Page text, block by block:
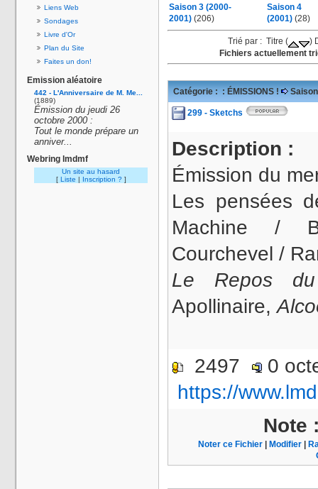
Liens Web
Sondages
Livre d'Or
Plan du Site
Faites un don!
Emission aléatoire
442 - L'Anniversaire de M. Me...
(1889)
Émission du jeudi 26
octobre 2000 :
Tout le monde prépare un
anniver...
Webring lmdmf
Un site au hasard
[ Liste | Inscription ? ]
Saison 3 (2000-
2001) (206)
Saison 4
(2001) (28)
Trié par : Titre (
)
Fichiers actuellement
Catégorie : : ÉMISSIONS !
299 - Sketchs
Description :
Émission du
Les pensées
Machine /
Courchevel /
Le Repos du
Apollinaire,
2497
0
https://
Note
Noter ce Fichier Modifier